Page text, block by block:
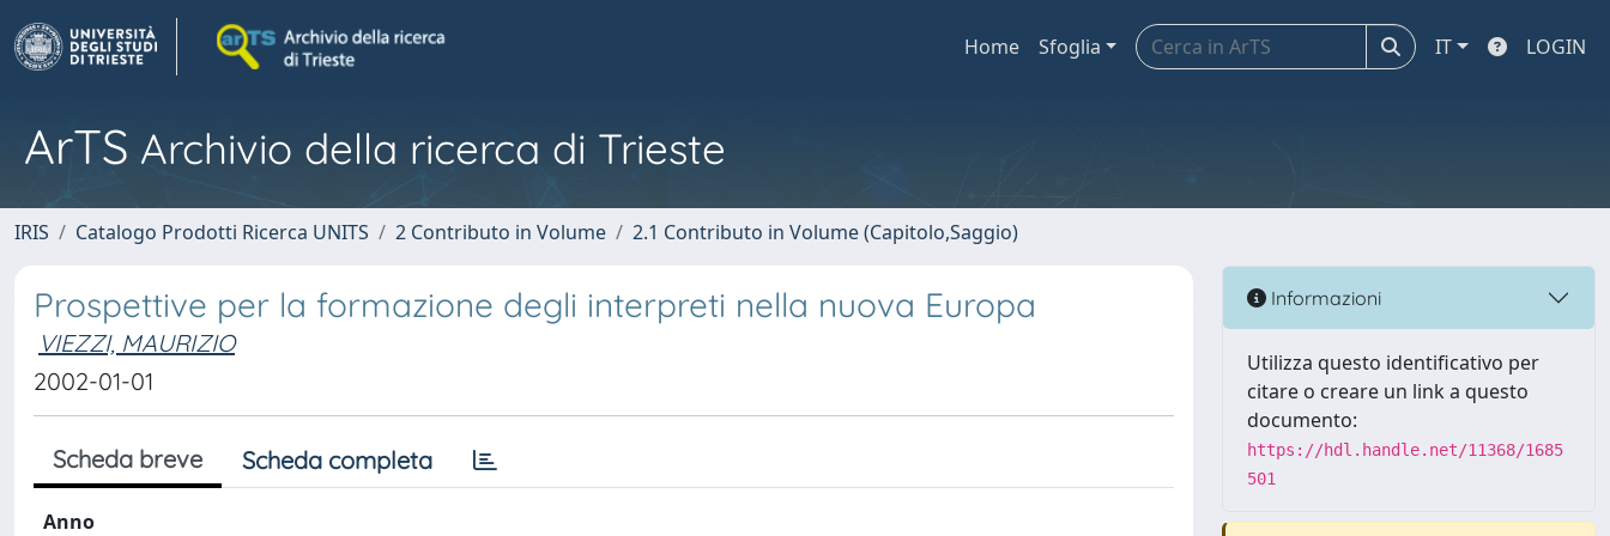
Home Sfoglia IT LOGIN
ArTS Archivio della ricerca di Trieste
IRIS Catalogo Prodotti Ricerca UNITS 2 Contributo in Volume 2.1 Contributo in Volume (Capitolo,Saggio)
Prospettive per la formazione degli interpreti nella nuova Europa
VIEZZI, MAURIZIO
2002-01-01
Scheda breve Scheda completa
Anno
Informazioni
Utilizza questo identificativo per
citare o creare un link a questo
documento:
https://hdl.handle.net/11368/1685
501